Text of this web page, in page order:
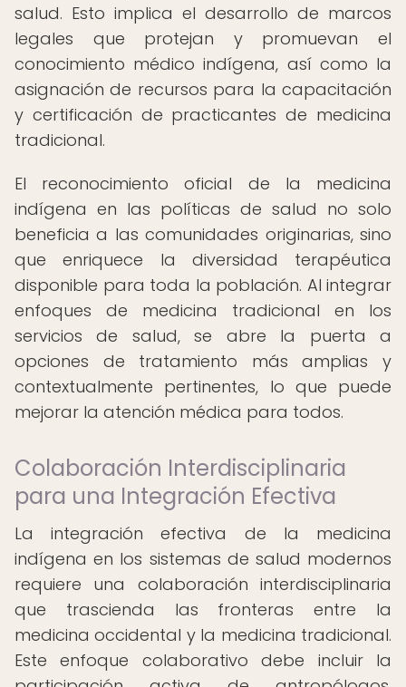
salud. Esto implica el desarrollo de marcos
legales que protejan y promuevan el
conocimiento médico indígena, así como la
asignación de recursos para la capacitación
y certificación de practicantes de medicina
tradicional.
El reconocimiento oficial de la medicina
indígena en las políticas de salud no solo
beneficia a las comunidades originarias, sino
que enriquece la diversidad terapéutica
disponible para toda la población. Al integrar
enfoques de medicina tradicional en los
servicios de salud, se abre la puerta a
opciones de tratamiento más amplias y
contextualmente pertinentes, lo que puede
mejorar la atención médica para todos.
Colaboración Interdisciplinaria
para una Integración Efectiva
La integración efectiva de la medicina
indígena en los sistemas de salud modernos
requiere una colaboración interdisciplinaria
que trascienda las fronteras entre la
medicina occidental y la medicina tradicional.
Este enfoque colaborativo debe incluir la